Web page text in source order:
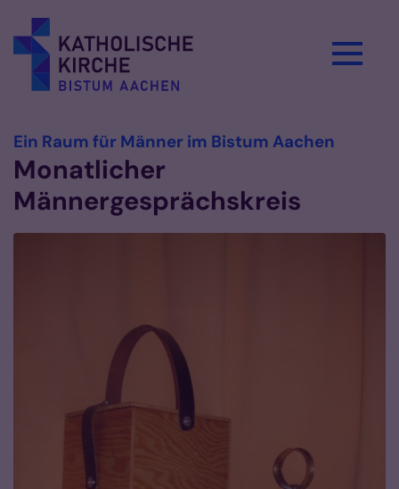
Ein Raum für Männer im Bistum Aachen
Monatlicher
Männergesprächskreis